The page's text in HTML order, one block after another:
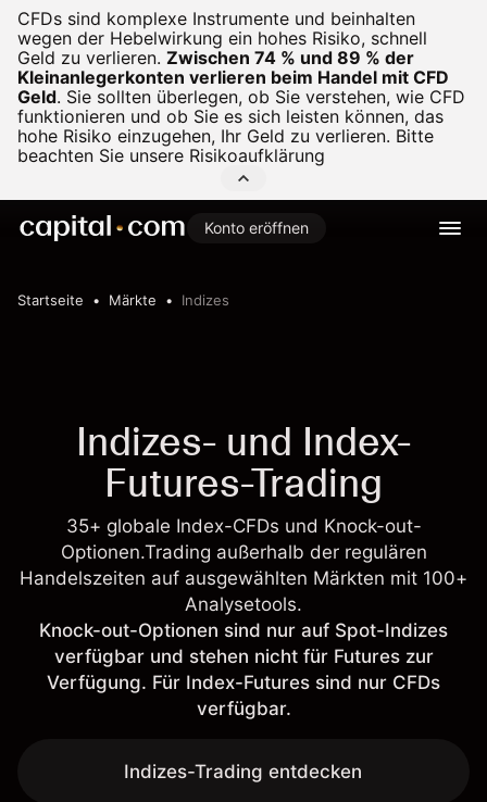
CFDs sind komplexe Instrumente und beinhalten
wegen der Hebelwirkung ein hohes Risiko, schnell
Geld zu verlieren. Zwischen 74 % und 89 % der
Kleinanlegerkonten verlieren beim Handel mit CFD
Geld. Sie sollten überlegen, ob Sie verstehen, wie CFD
funktionieren und ob Sie es sich leisten können, das
hohe Risiko einzugehen, Ihr Geld zu verlieren. Bitte
beachten Sie unsere Risikoaufklärung
Konto eröffnen
Startseite Märkte Indizes
Indizes- und Index-
Futures-Trading
35+ globale Index-CFDs und Knock-out-
Optionen.Trading außerhalb der regulären
Handelszeiten auf ausgewählten Märkten mit 100+
Analysetools.
Knock-out-Optionen sind nur auf Spot-Indizes
verfügbar und stehen nicht für Futures zur
Verfügung. Für Index-Futures sind nur CFDs
verfügbar.
Indizes-Trading entdecken